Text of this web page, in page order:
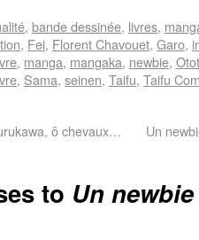
, bande dessinée, livres,
, Fei, Florent Chavouet, Garo,
, manga, mangaka, newbie,
, Sama, seinen, Taifu, Taifu
ô chevaux… Un
to Un